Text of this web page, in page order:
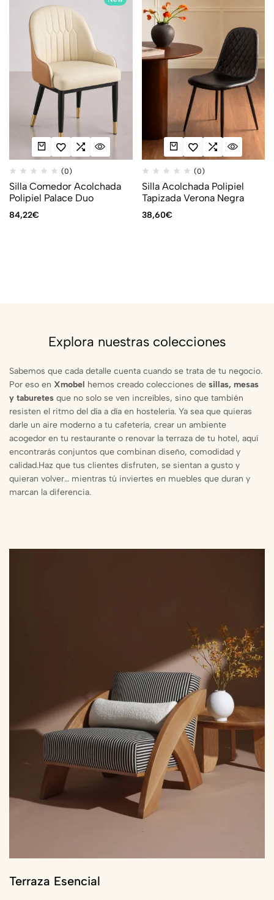
(0)
Silla Comedor Acolchada
Polipiel Palace Duo
84,22€
(0)
Silla Acolchada Polipiel
Tapizada Verona Negra
38,60€
Explora nuestras colecciones
Sabemos que cada detalle cuenta cuando se trata de tu negocio.
Por eso en Xmobel hemos creado colecciones de sillas, mesas
y taburetes que no solo se ven increíbles, sino que también
resisten el ritmo del día a día en hostelería. Ya sea que quieras
darle un aire moderno a tu cafetería, crear un ambiente
acogedor en tu restaurante o renovar la terraza de tu hotel, aquí
encontrarás conjuntos que combinan diseño, comodidad y
calidad.Haz que tus clientes disfruten, se sientan a gusto y
quieran volver… mientras tú inviertes en muebles que duran y
marcan la diferencia.
Terraza Esencial